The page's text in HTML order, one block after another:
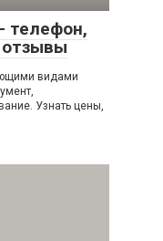
телефон,
отзывы
видами
Узнать цены,